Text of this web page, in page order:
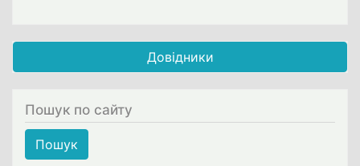
Довідники
Пошук по сайту
Пошук